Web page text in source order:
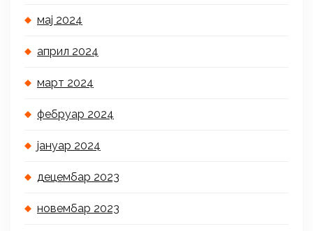
мај 2024
април 2024
март 2024
фебруар 2024
јануар 2024
децембар 2023
новембар 2023